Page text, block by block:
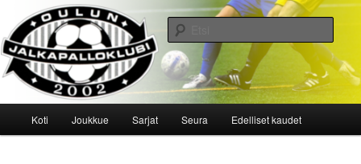
sisältöön
Oulun Jalkapalloklubi
Koti Joukkue Sarjat Seura Edelliset kaudet